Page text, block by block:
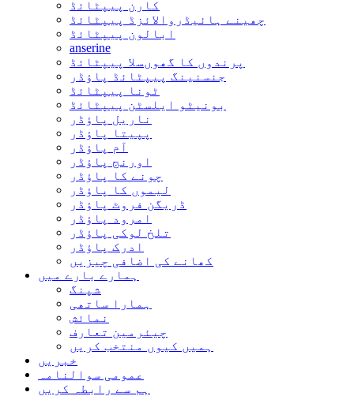
کارن پیپٹائڈ
چھینے ہائیڈروالائزڈ پیپٹائڈ
ابالون پیپٹائڈ
anserine
پرندوں کا گھوںسلا پیپٹائڈ
جنسنینگ پیپٹائڈ پاؤڈر
ٹونا پیپٹائڈ
بونیٹو ایلسٹن پیپٹائڈ
ناریل پاؤڈر
پپیتا پاؤڈر
آم پاؤڈر
اورنج پاؤڈر
چونے کا پاؤڈر
لیموں کا پاؤڈر
ڈریگن فروٹ پاؤڈر
امرود پاؤڈر
تلخ لوکی پاؤڈر
ادرک پاؤڈر
کھانے کی اضافی چیزیں
ہمارے بارے میں
شپنگ
ہمارا ساتھی
نمائش
چیئرمین تعارف
ہمیں کیوں منتخب کریں
خبریں
عمومی سوالنامہ
ہم سے رابطہ کریں